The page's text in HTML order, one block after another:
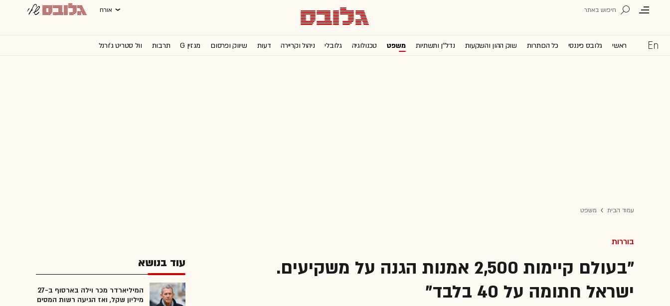
אורח
ראשי גלובס פיננסי כל הכותרות שוק ההון והשקעות נדל''ן ותשתיות משפט טכנולוגיה גלובלי ניהול וקריירה דעות שיווק ופרסום מגזין G תרבות וול סטריט ג'ורנל
עמוד הבית משפט
בוררות
"בעולם קיימות 2,500 אמנות הגנה על משקיעים.
ישראל חתומה על 40 בלבד"
עוד בנושא
המיליארדר מכר וילה בארסוף ב-27
מיליון שקל, ואז הגיעה רשות המסים